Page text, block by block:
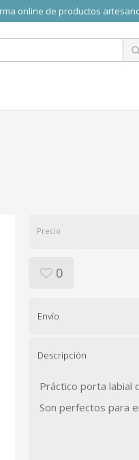
online de productos
Precio
0
Envío
Descripción
Práctico porta labial
Son perfectos para